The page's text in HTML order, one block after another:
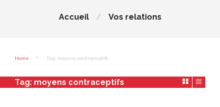
Accueil Vos relations
Home Tag: moyens contraceptifs
Tag: moyens contraceptifs